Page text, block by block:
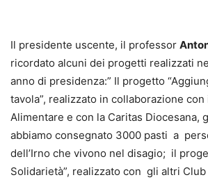
Il presidente uscente, il professor
ricordato alcuni dei progetti realizzati
anno di presidenza:” Il progetto
tavola”, realizzato in collaborazione con
Alimentare e con la Caritas Diocesana,
abbiamo consegnato 3000 pasti a
dell’Irno che vivono nel disagio; il
Solidarietà”, realizzato con gli altri